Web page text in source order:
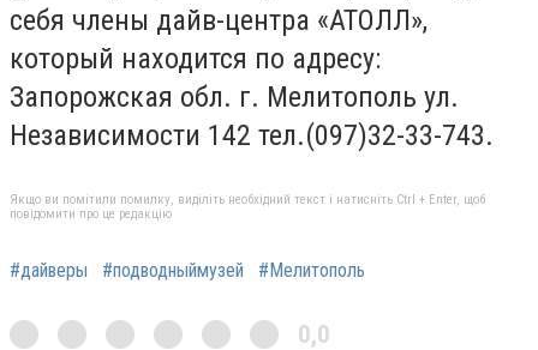
себя члены дайв-центра «АТОЛЛ»,
который находится по адресу:
Запорожская обл. г. Мелитополь ул.
Независимости 142 тел.(097)32-33-743.
Якщо ви помітили помилку, виділіть необхідний текст і натисніть Ctrl + Enter, щоб
повідомити про це редакцію
#дайверы #подводныймузей #Мелитополь
0,0